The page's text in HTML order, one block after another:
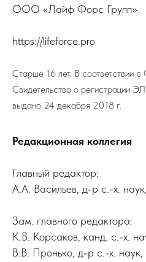
ООО «Лайф Форс Групп»
https://lifeforce.pro
Старше 16 лет. В соответствии
Свидетельство о регистрации
выдано 24 декабря 2018 г.
Редакционная коллегия
Главный редактор:
А.А. Васильев, д-р с.-х.
Зам. главного редактора:
К.В. Корсаков, канд. с.-х.
В.В. Пронько, д-р с.-х. наук,